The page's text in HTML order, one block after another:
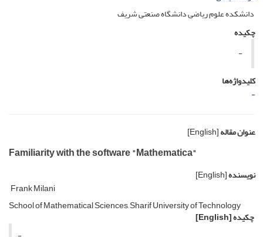
دانشکده علوم ریاضی دانشگاه صنعتی شریف
چکیده
-
کلیدواژه‌ها
-
عنوان مقاله[English]
Familiarity with the software "Mathematica"
نویسنده[English]
Frank Milani
School of Mathematical Sciences, Sharif University of Technology
چکیده[English]